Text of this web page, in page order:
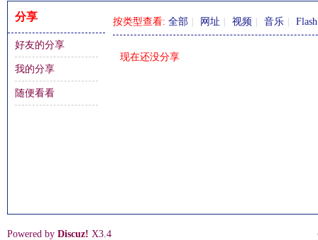
›
分享
好友的分享
我的分享
随便看看
按类型查看: 全部 网址 视频 音乐 Flash
现在还没分享
Powered by Discuz! X3.4